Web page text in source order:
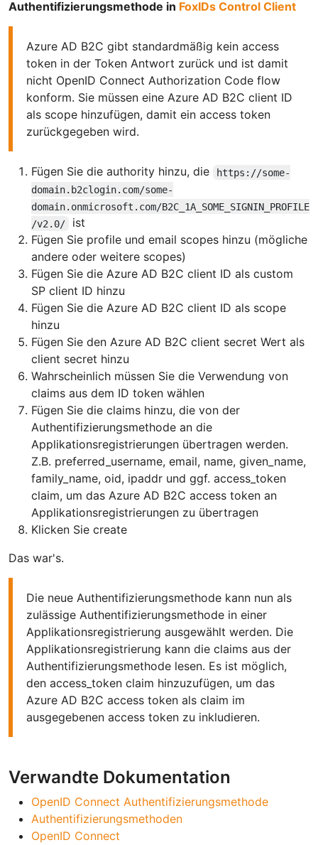
Authentifizierungsmethode in FoxIDs Control Client
Azure AD B2C gibt standardmäßig kein access
token in der Token Antwort zurück und ist damit
nicht OpenID Connect Authorization Code flow
konform. Sie müssen eine Azure AD B2C client ID
als scope hinzufügen, damit ein access token
zurückgegeben wird.
Fügen Sie die authority hinzu, die
https://some-
domain.b2clogin.com/some-
domain.onmicrosoft.com/B2C_1A_SOME_SIGNIN_PROFILE
/v2.0/
ist
Fügen Sie profile und email scopes hinzu (mögliche
andere oder weitere scopes)
Fügen Sie die Azure AD B2C client ID als custom
SP client ID hinzu
Fügen Sie die Azure AD B2C client ID als scope
hinzu
Fügen Sie den Azure AD B2C client secret Wert als
client secret hinzu
Wahrscheinlich müssen Sie die Verwendung von
claims aus dem ID token wählen
Fügen Sie die claims hinzu, die von der
Authentifizierungsmethode an die
Applikationsregistrierungen übertragen werden.
Z.B. preferred_username, email, name, given_name,
family_name, oid, ipaddr und ggf. access_token
claim, um das Azure AD B2C access token an
Applikationsregistrierungen zu übertragen
Klicken Sie create
Das war's.
Die neue Authentifizierungsmethode kann nun als
zulässige Authentifizierungsmethode in einer
Applikationsregistrierung ausgewählt werden. Die
Applikationsregistrierung kann die claims aus der
Authentifizierungsmethode lesen. Es ist möglich,
den access_token claim hinzuzufügen, um das
Azure AD B2C access token als claim im
ausgegebenen access token zu inkludieren.
Verwandte Dokumentation
OpenID Connect Authentifizierungsmethode
Authentifizierungsmethoden
OpenID Connect